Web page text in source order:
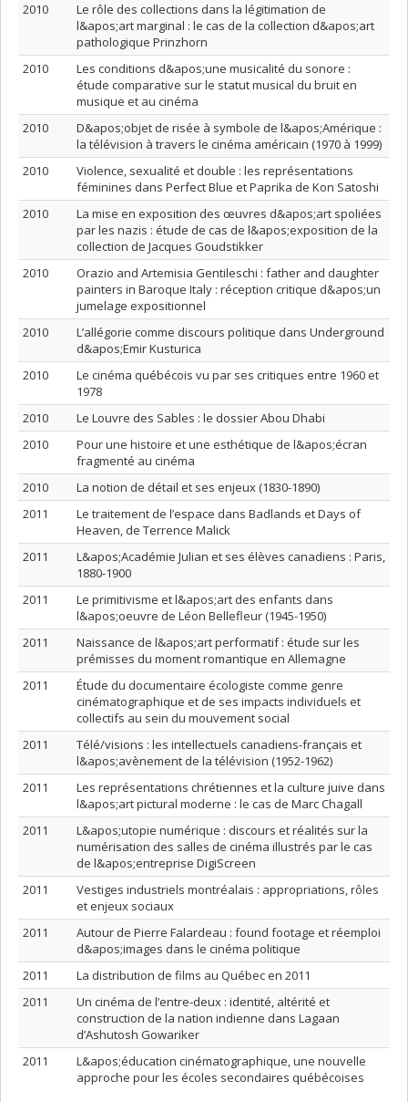
2010
Le rôle des collections dans la légitimation de
l&apos;art marginal : le cas de la collection d&apos;art
pathologique Prinzhorn
2010
Les conditions d&apos;une musicalité du sonore :
étude comparative sur le statut musical du bruit en
musique et au cinéma
2010
D&apos;objet de risée à symbole de l&apos;Amérique :
la télévision à travers le cinéma américain (1970 à 1999)
2010
Violence, sexualité et double : les représentations
féminines dans Perfect Blue et Paprika de Kon Satoshi
2010
La mise en exposition des œuvres d&apos;art spoliées
par les nazis : étude de cas de l&apos;exposition de la
collection de Jacques Goudstikker
2010
Orazio and Artemisia Gentileschi : father and daughter
painters in Baroque Italy : réception critique d&apos;un
jumelage expositionnel
2010
L’allégorie comme discours politique dans Underground
d&apos;Emir Kusturica
2010
Le cinéma québécois vu par ses critiques entre 1960 et
1978
2010
Le Louvre des Sables : le dossier Abou Dhabi
2010
Pour une histoire et une esthétique de l&apos;écran
fragmenté au cinéma
2010
La notion de détail et ses enjeux (1830-1890)
2011
Le traitement de l’espace dans Badlands et Days of
Heaven, de Terrence Malick
2011
L&apos;Académie Julian et ses élèves canadiens : Paris,
1880-1900
2011
Le primitivisme et l&apos;art des enfants dans
l&apos;oeuvre de Léon Bellefleur (1945-1950)
2011
Naissance de l&apos;art performatif : étude sur les
prémisses du moment romantique en Allemagne
2011
Étude du documentaire écologiste comme genre
cinématographique et de ses impacts individuels et
collectifs au sein du mouvement social
2011
Télé/visions : les intellectuels canadiens-français et
l&apos;avènement de la télévision (1952-1962)
2011
Les représentations chrétiennes et la culture juive dans
l&apos;art pictural moderne : le cas de Marc Chagall
2011
L&apos;utopie numérique : discours et réalités sur la
numérisation des salles de cinéma illustrés par le cas
de l&apos;entreprise DigiScreen
2011
Vestiges industriels montréalais : appropriations, rôles
et enjeux sociaux
2011
Autour de Pierre Falardeau : found footage et réemploi
d&apos;images dans le cinéma politique
2011
La distribution de films au Québec en 2011
2011
Un cinéma de l’entre-deux : identité, altérité et
construction de la nation indienne dans Lagaan
d’Ashutosh Gowariker
2011
L&apos;éducation cinématographique, une nouvelle
approche pour les écoles secondaires québécoises